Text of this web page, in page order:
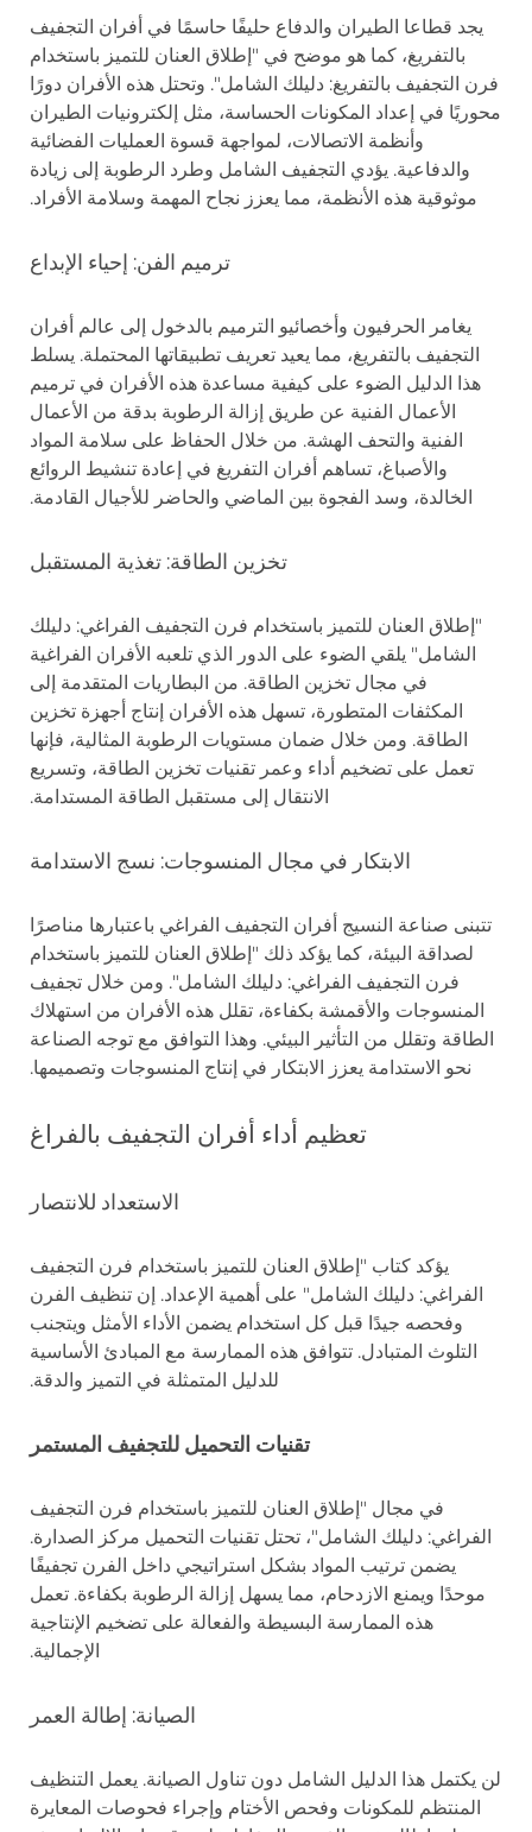
يجد قطاعا الطيران والدفاع حليفًا حاسمًا في أفران التجفيف
بالتفريغ، كما هو موضح في "إطلاق العنان للتميز باستخدام
فرن التجفيف بالتفريغ: دليلك الشامل". وتحتل هذه الأفران دورًا
محوريًا في إعداد المكونات الحساسة، مثل إلكترونيات الطيران
وأنظمة الاتصالات، لمواجهة قسوة العمليات الفضائية
والدفاعية. يؤدي التجفيف الشامل وطرد الرطوبة إلى زيادة
موثوقية هذه الأنظمة، مما يعزز نجاح المهمة وسلامة الأفراد.
ترميم الفن: إحياء الإبداع
يغامر الحرفيون وأخصائيو الترميم بالدخول إلى عالم أفران
التجفيف بالتفريغ، مما يعيد تعريف تطبيقاتها المحتملة. يسلط
هذا الدليل الضوء على كيفية مساعدة هذه الأفران في ترميم
الأعمال الفنية عن طريق إزالة الرطوبة بدقة من الأعمال
الفنية والتحف الهشة. من خلال الحفاظ على سلامة المواد
والأصباغ، تساهم أفران التفريغ في إعادة تنشيط الروائع
الخالدة، وسد الفجوة بين الماضي والحاضر للأجيال القادمة.
تخزين الطاقة: تغذية المستقبل
"إطلاق العنان للتميز باستخدام فرن التجفيف الفراغي: دليلك
الشامل" يلقي الضوء على الدور الذي تلعبه الأفران الفراغية
في مجال تخزين الطاقة. من البطاريات المتقدمة إلى
المكثفات المتطورة، تسهل هذه الأفران إنتاج أجهزة تخزين
الطاقة. ومن خلال ضمان مستويات الرطوبة المثالية، فإنها
تعمل على تضخيم أداء وعمر تقنيات تخزين الطاقة، وتسريع
الانتقال إلى مستقبل الطاقة المستدامة.
الابتكار في مجال المنسوجات: نسج الاستدامة
تتبنى صناعة النسيج أفران التجفيف الفراغي باعتبارها مناصرًا
لصداقة البيئة، كما يؤكد ذلك "إطلاق العنان للتميز باستخدام
فرن التجفيف الفراغي: دليلك الشامل". ومن خلال تجفيف
المنسوجات والأقمشة بكفاءة، تقلل هذه الأفران من استهلاك
الطاقة وتقلل من التأثير البيئي. وهذا التوافق مع توجه الصناعة
نحو الاستدامة يعزز الابتكار في إنتاج المنسوجات وتصميمها.
تعظيم أداء أفران التجفيف بالفراغ
الاستعداد للانتصار
يؤكد كتاب "إطلاق العنان للتميز باستخدام فرن التجفيف
الفراغي: دليلك الشامل" على أهمية الإعداد. إن تنظيف الفرن
وفحصه جيدًا قبل كل استخدام يضمن الأداء الأمثل ويتجنب
التلوث المتبادل. تتوافق هذه الممارسة مع المبادئ الأساسية
للدليل المتمثلة في التميز والدقة.
تقنيات التحميل للتجفيف المستمر
في مجال "إطلاق العنان للتميز باستخدام فرن التجفيف
الفراغي: دليلك الشامل"، تحتل تقنيات التحميل مركز الصدارة.
يضمن ترتيب المواد بشكل استراتيجي داخل الفرن تجفيفًا
موحدًا ويمنع الازدحام، مما يسهل إزالة الرطوبة بكفاءة. تعمل
هذه الممارسة البسيطة والفعالة على تضخيم الإنتاجية
الإجمالية.
الصيانة: إطالة العمر
لن يكتمل هذا الدليل الشامل دون تناول الصيانة. يعمل التنظيف
المنتظم للمكونات وفحص الأختام وإجراء فحوصات المعايرة